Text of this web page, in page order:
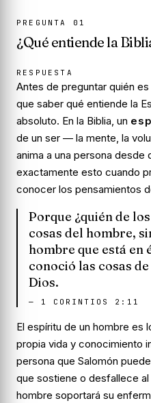
PREGUNTA 01
¿Qué entiende la
RESPUESTA
Antes de preguntar quién
que saber qué entiende la
absoluto. En la Biblia, un
de un ser — la mente, la
anima a una persona desde
exactamente esto cuando
conocer los pensamientos
Porque ¿quién de
cosas del hombre,
hombre que está en
conoció las cosas
Dios.
— 1 CORINTIOS 2:11
El espíritu de un hombre es
propia vida y conocimiento
persona que Salomón
que sostiene o desfallece
hombre soportará su